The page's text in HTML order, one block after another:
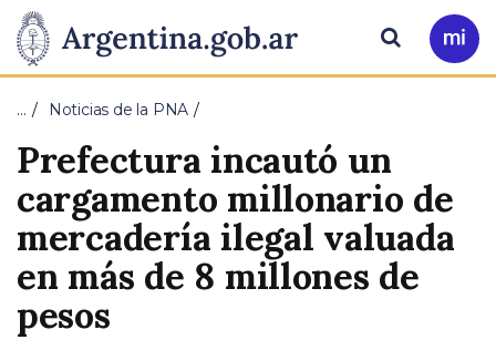
Presidencia
de
la
Nación
Pasar al contenido principal
Ir
a
Buscar
… Noticias de la PNA
Prefectura incautó un
cargamento millonario de
mercadería ilegal valuada
en más de 8 millones de
pesos